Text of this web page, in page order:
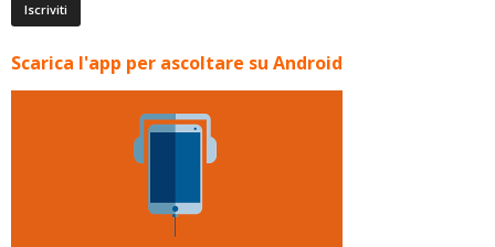
Scarica l'app per ascoltare su Android